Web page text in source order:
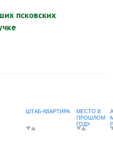
псковских
ШТАБ-КВАРТИРА
МЕСТО В
ПРОШЛОМ
ГОДУ